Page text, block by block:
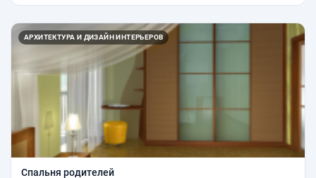
АРХИТЕКТУРА И ДИЗАЙН ИНТЕРЬЕРОВ
Спальня родителей